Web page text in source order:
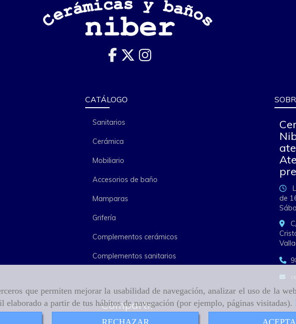
que permiten mejorar la usabilidad de navegación, analizar el uso de la
elaborado a partir de tus hábitos de navegación (por ejemplo, páginas visitadas).
RECHAZAR
CATÁLOGO
Sanitarios
Cerámica
Mobiliario
Accesorios de baño
Mamparas
Grifería
Complementos cerámicos
Complementos sanitarios
de
Compartir